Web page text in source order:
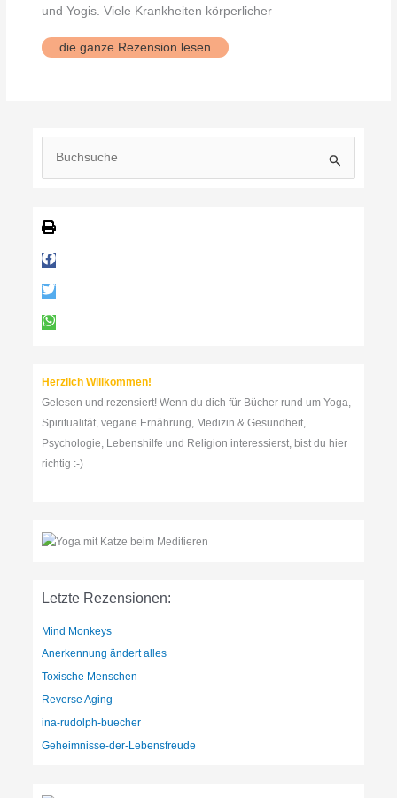
und Yogis. Viele Krankheiten körperlicher
Atmen
die ganze Rezension lesen
e
n
a
h
Herzlich Willkommen!
Gelesen und rezensiert! Wenn du dich für Bücher rund um Yoga,
Spiritualität, vegane Ernährung, Medizin & Gesundheit,
Psychologie, Lebenshilfe und Religion interessierst, bist du hier
richtig :-)
Letzte Rezensionen:
Mind Monkeys
Anerkennung ändert alles
Toxische Menschen
Reverse Aging
ina-rudolph-buecher
Geheimnisse-der-Lebensfreude